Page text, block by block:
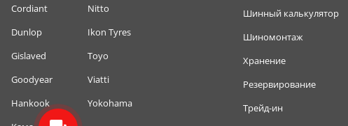
Cordiant
Dunlop
Gislaved
Goodyear
Hankook
Nitto
Ikon Tyres
Toyo
Viatti
Yokohama
Шинный калькулятор
Шиномонтаж
Хранение
Резервирование
Трейд-ин